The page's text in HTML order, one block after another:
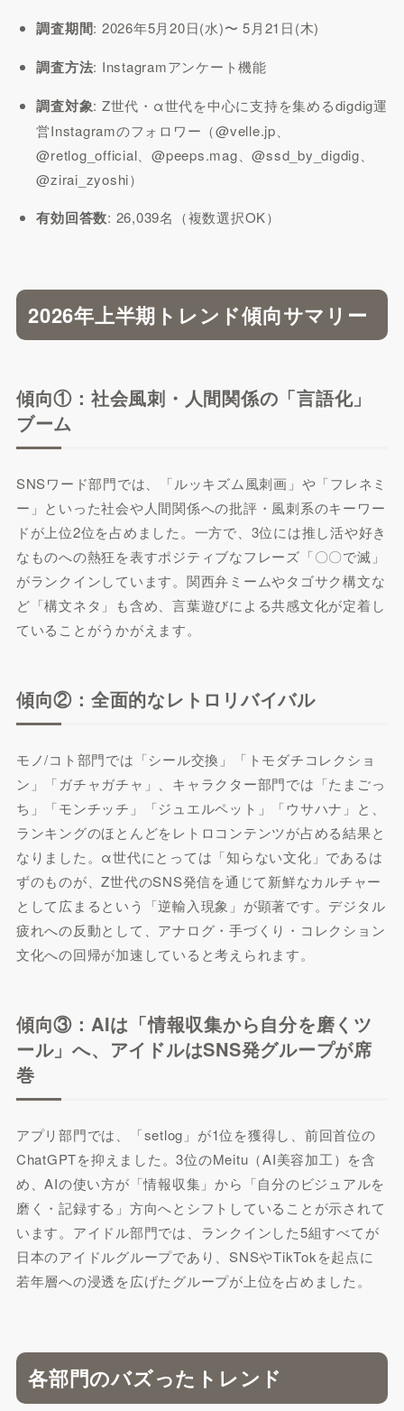
調査期間: 2026年5月20日(水)〜 5月21日(木)
調査方法: Instagramアンケート機能
調査対象: Z世代・α世代を中心に支持を集めるdigdig運
営Instagramのフォロワー（@velle.jp、
@retlog_official、@peeps.mag、@ssd_by_digdig、
@zirai_zyoshi）
有効回答数: 26,039名（複数選択OK）
2026年上半期トレンド傾向サマリー
傾向①：社会風刺・人間関係の「言語化」
ブーム
SNSワード部門では、「ルッキズム風刺画」や「フレネミ
ー」といった社会や人間関係への批評・風刺系のキーワー
ドが上位2位を占めました。一方で、3位には推し活や好き
なものへの熱狂を表すポジティブなフレーズ「〇〇で滅」
がランクインしています。関西弁ミームやタゴサク構文な
ど「構文ネタ」も含め、言葉遊びによる共感文化が定着し
ていることがうかがえます。
傾向②：全面的なレトロリバイバル
モノ/コト部門では「シール交換」「トモダチコレクショ
ン」「ガチャガチャ」、キャラクター部門では「たまごっ
ち」「モンチッチ」「ジュエルペット」「ウサハナ」と、
ランキングのほとんどをレトロコンテンツが占める結果と
なりました。α世代にとっては「知らない文化」であるは
ずのものが、Z世代のSNS発信を通じて新鮮なカルチャー
として広まるという「逆輸入現象」が顕著です。デジタル
疲れへの反動として、アナログ・手づくり・コレクション
文化への回帰が加速していると考えられます。
傾向③：AIは「情報収集から自分を磨くツ
ール」へ、アイドルはSNS発グループが席
巻
アプリ部門では、「setlog」が1位を獲得し、前回首位の
ChatGPTを抑えました。3位のMeitu（AI美容加工）を含
め、AIの使い方が「情報収集」から「自分のビジュアルを
磨く・記録する」方向へとシフトしていることが示されて
います。アイドル部門では、ランクインした5組すべてが
日本のアイドルグループであり、SNSやTikTokを起点に
若年層への浸透を広げたグループが上位を占めました。
各部門のバズったトレンド